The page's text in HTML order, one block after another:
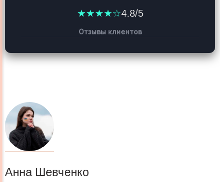
★★★★☆4.8/5
Отзывы клиентов
Анна Шевченко